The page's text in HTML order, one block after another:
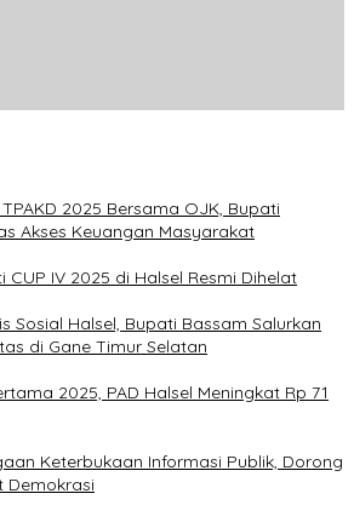
2025 Bersama OJK, Bupati
Akses Keuangan Masyarakat
CUP IV 2025 di Halsel Resmi Dihelat
Sosial Halsel, Bupati Bassam Salurkan
di Gane Timur Selatan
2025, PAD Halsel Meningkat Rp 71
Keterbukaan Informasi Publik, Dorong
Demokrasi